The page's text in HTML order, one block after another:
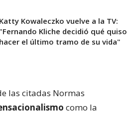
Katty Kowaleczko vuelve a la TV:
"Fernando Kliche decidió qué quiso
hacer el último tramo de su vida"
las citadas Normas
como la